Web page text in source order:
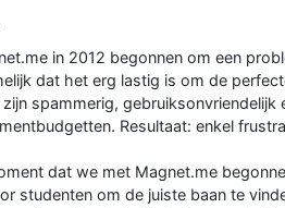
in 2012 begonnen om een
dat het erg lastig is om de
spammerig,
Resultaat: enkel
dat we met Magnet.me
studenten om de juiste baan te